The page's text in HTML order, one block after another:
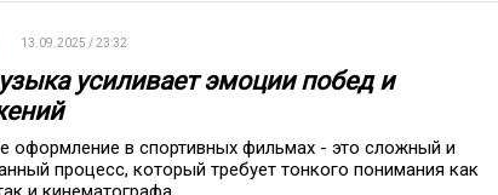
13.09.2025 / 23:32
усиливает эмоции побед и
оформление в спортивных фильмах - это сложный и
процесс, который требует тонкого понимания как